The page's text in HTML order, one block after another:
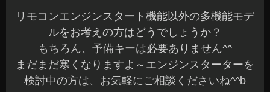
リモコンエンジンスタート機能以外の多機能モデ
ルをお考えの方はどうでしょうか？
もちろん、予備キーは必要ありません^^
まだまだ寒くなりますよ～エンジンスターターを
検討中の方は、お気軽にご相談くださいね^^b